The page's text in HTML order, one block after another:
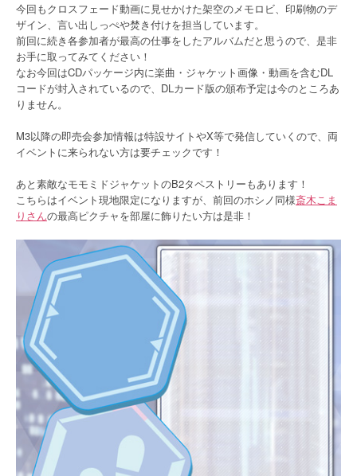
今回もクロスフェード動画に見せかけた架空のメモロビ、印刷物のデ
ザイン、言い出しっぺや焚き付けを担当しています。
前回に続き各参加者が最高の仕事をしたアルバムだと思うので、是非
お手に取ってみてください！
なお今回はCDパッケージ内に楽曲・ジャケット画像・動画を含むDL
コードが封入されているので、DLカード版の頒布予定は今のところあ
りません。
M3以降の即売会参加情報は特設サイトやX等で発信していくので、両
イベントに来られない方は要チェックです！
あと素敵なモモミドジャケットのB2タペストリーもあります！
こちらはイベント現地限定になりますが、前回のホシノ同様斎木こま
りさんの最高ピクチャを部屋に飾りたい方は是非！